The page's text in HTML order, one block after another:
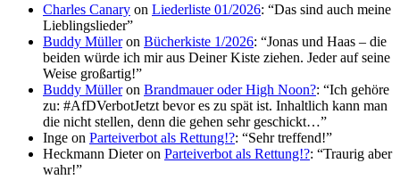
Charles Canary on Liederliste 01/2026: “Das sind auch meine
Lieblingslieder”
Buddy Mülleron Bücherkiste 1/2026: “Jonas und Haas – die
beiden würde ich mir aus Deiner Kiste ziehen. Jeder auf seine
Weise großartig!”
Buddy Mülleron Brandmauer oder High Noon?: “Ich gehöre
zu: #AfDVerbotJetzt bevor es zu spät ist. Inhaltlich kann man
die nicht stellen, denn die gehen sehr geschickt…”
Inge on Parteiverbot als Rettung!?: “Sehr treffend!”
Heckmann Dieteron Parteiverbot als Rettung!?: “Traurig aber
wahr!”